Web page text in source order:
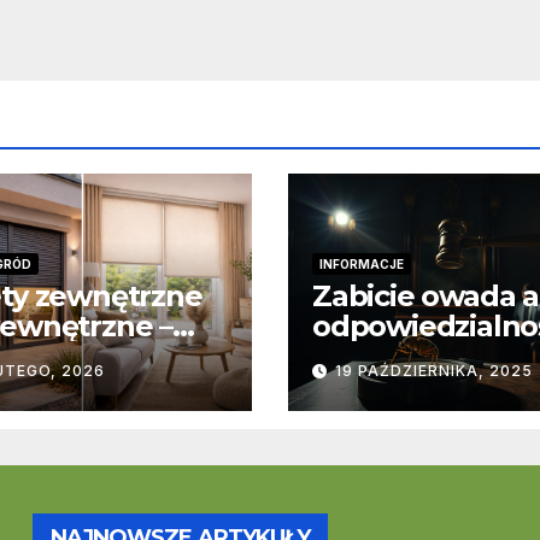
zewnętrzne
–
i
2026
INFORMACJE
Zabicie owada a
karna – jak
to w praktyce?
19 PAŹDZIERNIKA, 2025